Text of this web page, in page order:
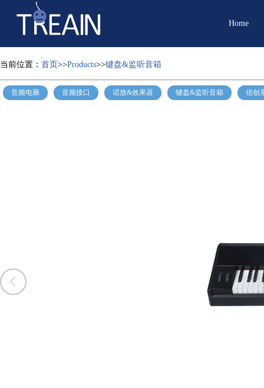
Home
当前位置： 首页>>Products>>键盘&监听音箱
音频电脑 音频接口 话放&效果器 键盘&监听音箱 信创